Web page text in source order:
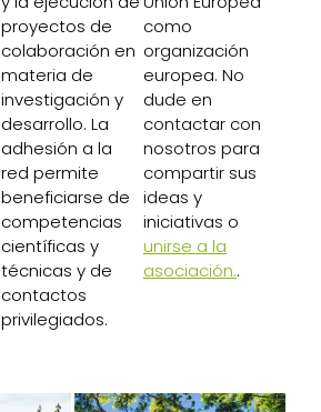
proyectos de
colaboración en
materia de
investigación y
desarrollo. La
adhesión a la
red permite
beneficiarse de
competencias
científicas y
técnicas y de
contactos
privilegiados.
como
organización
europea. No
dude en
contactar con
nosotros para
compartir sus
ideas y
iniciativas o
unirse a la
asociación..